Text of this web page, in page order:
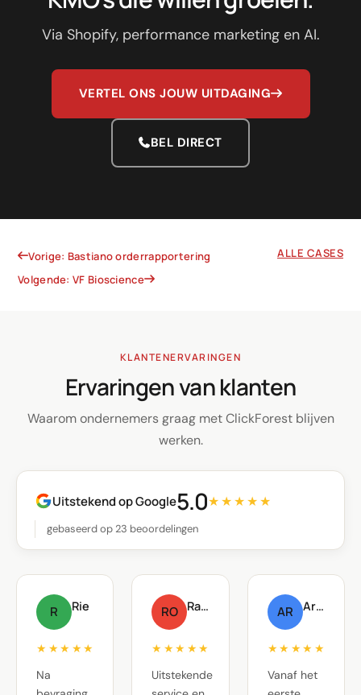
Via Shopify, performance marketing en AI.
VERTEL ONS JOUW UITDAGING
BEL DIRECT
Vorige: Bastiano orderrapportering
ALLE CASES
Volgende: VF Bioscience
KLANTENERVARINGEN
Ervaringen van klanten
Waarom ondernemers graag met ClickForest blijven
werken.
Uitstekend op Google5.0★★★★★
gebaseerd op 23 beoordelingen
R Rie
★★★★★
Na
RO Raf Oste
★★★★★
Uitstekende
AR Arnout Raskin
★★★★★
Vanaf het